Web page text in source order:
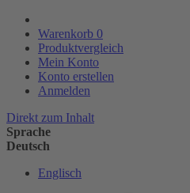
Warenkorb 0
Produktvergleich
Mein Konto
Konto erstellen
Anmelden
Direkt zum Inhalt
Sprache
Deutsch
Englisch